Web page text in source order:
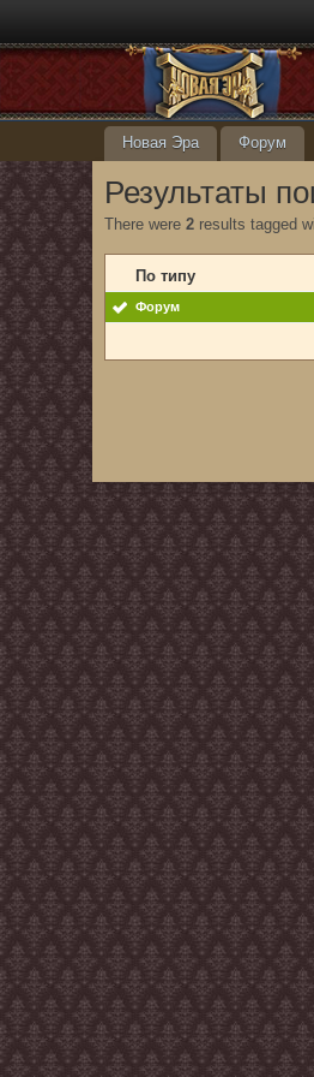
Новая Эра Форум
Результаты
There were2 results tagged
По типу
Форум